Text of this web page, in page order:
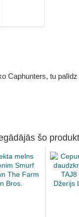
Caphunters, tu
šo